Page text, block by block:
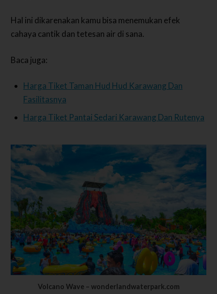
Hal ini dikarenakan kamu bisa menemukan efek
cahaya cantik dan tetesan air di sana.
Baca juga:
Harga Tiket Taman Hud Hud Karawang Dan
Fasilitasnya
Harga Tiket Pantai Sedari Karawang Dan Rutenya
Volcano Wave – wonderlandwaterpark.com